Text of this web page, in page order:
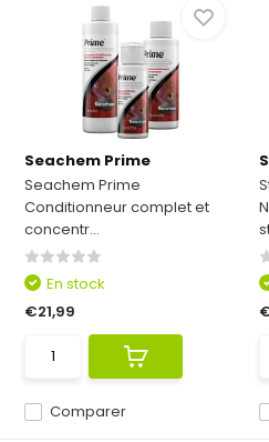
Seachem Prime
Seachem Prime
Conditionneur complet et
concentr...
Comparer
En stock
€21,99